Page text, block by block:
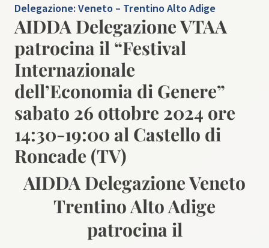
Delegazione:Veneto – Trentino Alto Adige
AIDDA Delegazione VTAA
patrocina il “Festival
Internazionale
dell’Economia di Genere”
sabato 26 ottobre 2024 ore
14:30-19:00 al Castello di
Roncade (TV)
AIDDA Delegazione Veneto
Trentino Alto Adige
patrocina il